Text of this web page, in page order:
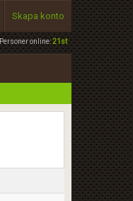
Personer online:21st
Skapa konto